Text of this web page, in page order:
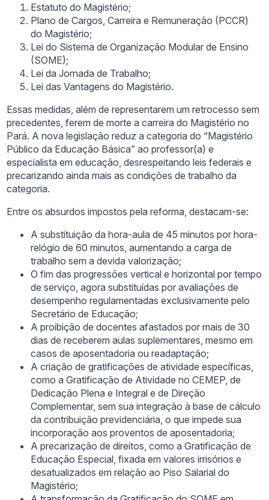
Estatuto do Magistério;
Plano de Cargos, Carreira e Remuneração (PCCR)
do Magistério;
Lei do Sistema de Organização Modular de Ensino
(SOME);
Lei da Jornada de Trabalho;
Lei das Vantagens do Magistério.
Essas medidas, além de representarem um retrocesso sem
precedentes, ferem de morte a carreira do Magistério no
Pará. A nova legislação reduz a categoria do “Magistério
Público da Educação Básica” ao professor(a) e
especialista em educação, desrespeitando leis federais e
precarizando ainda mais as condições de trabalho da
categoria.
Entre os absurdos impostos pela reforma, destacam-se:
A substituição da hora-aula de 45 minutos por hora-
relógio de 60 minutos, aumentando a carga de
trabalho sem a devida valorização;
O fim das progressões vertical e horizontal por tempo
de serviço, agora substituídas por avaliações de
desempenho regulamentadas exclusivamente pelo
Secretário de Educação;
A proibição de docentes afastados por mais de 30
dias de receberem aulas suplementares, mesmo em
casos de aposentadoria ou readaptação;
A criação de gratificações de atividade específicas,
como a Gratificação de Atividade no CEMEP, de
Dedicação Plena e Integral e de Direção
Complementar, sem sua integração à base de cálculo
da contribuição previdenciária, o que impede sua
incorporação aos proventos de aposentadoria;
A precarização de direitos, como a Gratificação de
Educação Especial, fixada em valores irrisórios e
desatualizados em relação ao Piso Salarial do
Magistério;